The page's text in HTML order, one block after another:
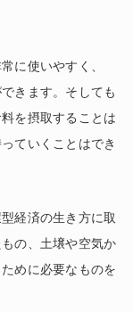
に使いやすく、
きます。そしても
を摂取することは
ていくことはでき
経済の生き方に取
の、土壌や空気か
めに必要なものを